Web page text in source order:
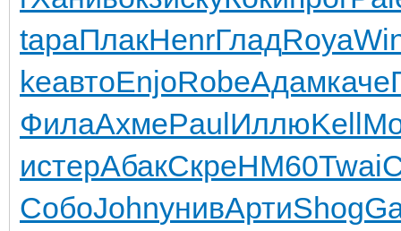
tapaПлакHenrГладRoya
keавтоEnjoRobeАдамкаче
ФилаАхмеPaulИллюKell
истерАбакСкреHM60Twai
СобоJohnунивАртиShog